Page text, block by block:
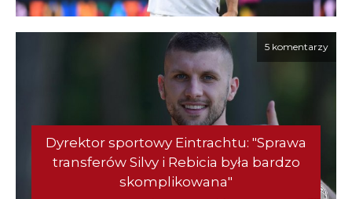
5 komentarzy
Dyrektor sportowy Eintrachtu: "Sprawa
transferów Silvy i Rebicia była bardzo
skomplikowana"